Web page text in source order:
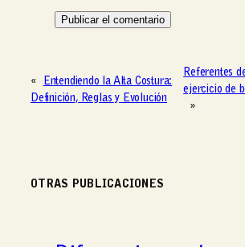
«
Entendiendo la Alta Costura:
Definición, Reglas y Evolución
Referentes
ejercicio de
»
OTRAS PUBLICACIONES